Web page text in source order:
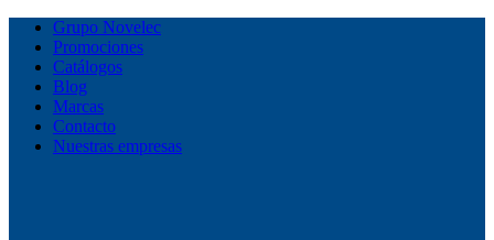
Grupo Novelec
Promociones
Catálogos
Blog
Marcas
Contacto
Nuestras empresas